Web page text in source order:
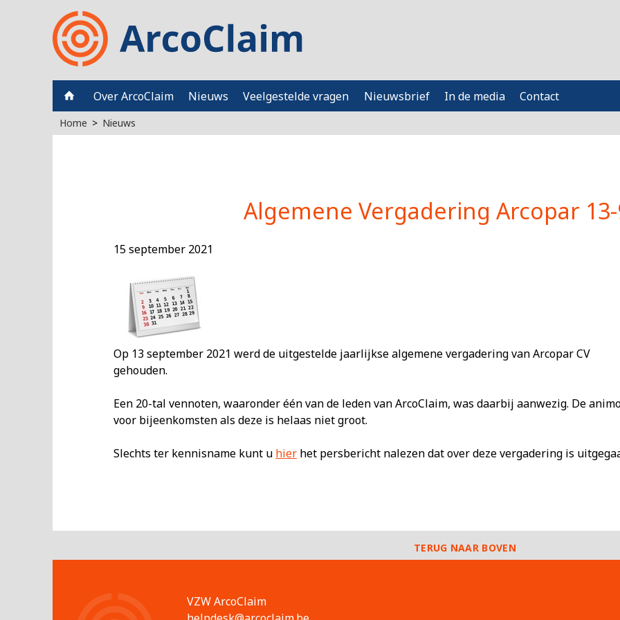
Over ArcoClaim Nieuws Veelgestelde vragen Nieuwsbrief In de media Contact
Home Nieuws
Algemene Vergadering Arcopar 13-
15 september 2021
Op 13 september 2021 werd de uitgestelde jaarlijkse algemene vergadering van Arcopar CV
gehouden.
Een 20-tal vennoten, waaronder één van de leden van ArcoClaim, was daarbij aanwezig. De
voor bijeenkomsten als deze is helaas niet groot.
Slechts ter kennisname kunt u hier het persbericht nalezen dat over deze vergadering is
TERUG NAAR BOVEN
VZW ArcoClaim